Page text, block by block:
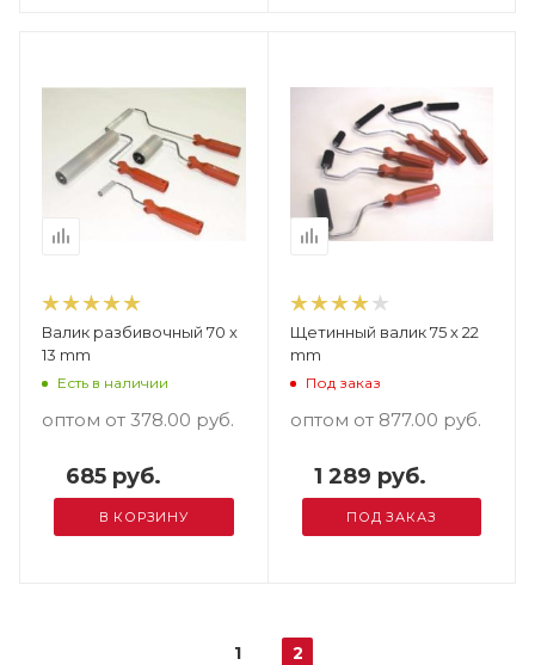
Валик разбивочный 70 х
13 mm
Есть в наличии
оптом от 378.00 руб.
685 руб.
В КОРЗИНУ
Щетинный валик 75 х 22
mm
Под заказ
оптом от 877.00 руб.
1 289 руб.
ПОД ЗАКАЗ
1 2